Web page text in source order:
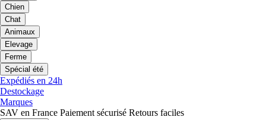
Chien
Chat
Animaux
Elevage
Ferme
Spécial été
Expédiés en 24h
Destockage
Marques
SAV en France Paiement sécurisé Retours faciles